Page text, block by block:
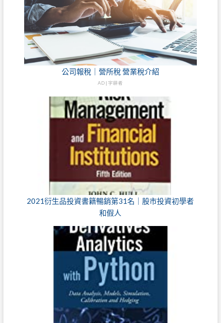
公司報稅｜營所稅 營業稅介紹
AD | 字耕者
2021衍生品投資書籍暢銷第31名｜股市投資初學者
和假人